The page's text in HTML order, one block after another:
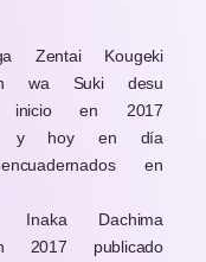
Zentai Kougeki
wa Suki desu
en 2017
y hoy en día
en
Inaka Dachima
publicado